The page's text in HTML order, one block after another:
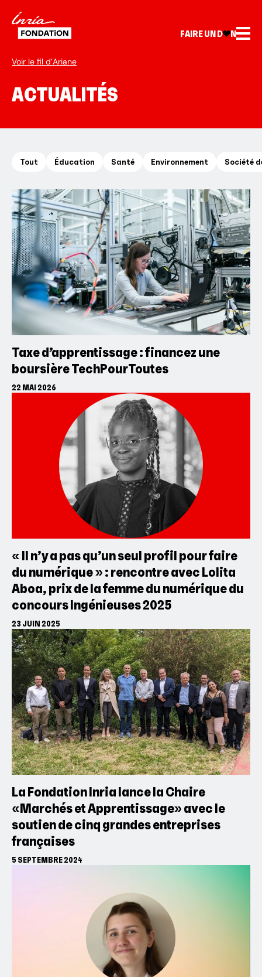
FAIRE UN D N
Voir le fil d’Ariane
ACTUALITÉS
Tout Éducation Santé Environnement Société
Taxe d’apprentissage : financez une
boursière TechPourToutes
22 MAI 2026
« Il n’y a pas qu’un seul profil pour faire
du numérique » : rencontre avec Lolita
Aboa, prix de la femme du numérique du
concours Ingénieuses 2025
23 JUIN 2025
La Fondation Inria lance la Chaire
«Marchés et Apprentissage» avec le
soutien de cinq grandes entreprises
françaises
5 SEPTEMBRE 2024